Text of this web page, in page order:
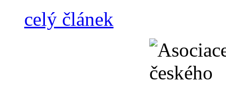
celý článek